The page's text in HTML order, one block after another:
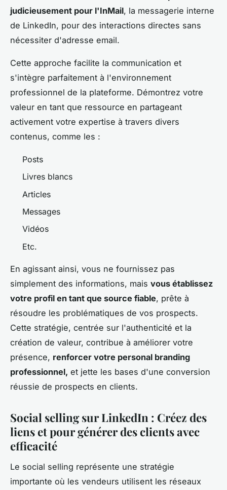
judicieusement pour l'InMail, la messagerie interne
de LinkedIn, pour des interactions directes sans
nécessiter d'adresse email.
Cette approche facilite la communication et
s'intègre parfaitement à l'environnement
professionnel de la plateforme. Démontrez votre
valeur en tant que ressource en partageant
activement votre expertise à travers divers
contenus, comme les :
Posts
Livres blancs
Articles
Messages
Vidéos
Etc.
En agissant ainsi, vous ne fournissez pas
simplement des informations, mais vous établissez
votre profil en tant que source fiable, prête à
résoudre les problématiques de vos prospects.
Cette stratégie, centrée sur l'authenticité et la
création de valeur, contribue à améliorer votre
présence, renforcer votre personal branding
professionnel, et jette les bases d'une conversion
réussie de prospects en clients.
Social selling sur LinkedIn : Créez des
liens et pour générer des clients avec
efficacité
Le social selling représente une stratégie
importante où les vendeurs utilisent les réseaux